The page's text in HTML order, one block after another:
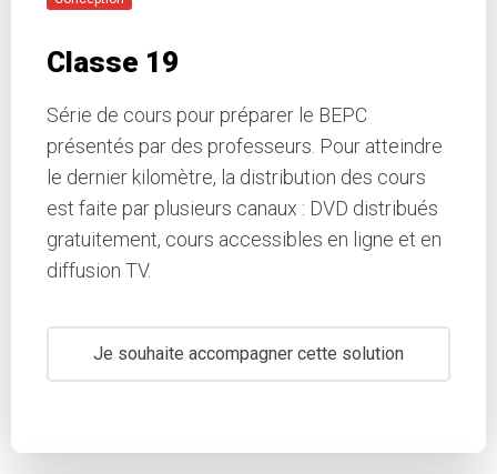
Classe 19
Série de cours pour préparer le BEPC
présentés par des professeurs. Pour atteindre
le dernier kilomètre, la distribution des cours
est faite par plusieurs canaux : DVD distribués
gratuitement, cours accessibles en ligne et en
diffusion TV.
Je souhaite accompagner cette solution